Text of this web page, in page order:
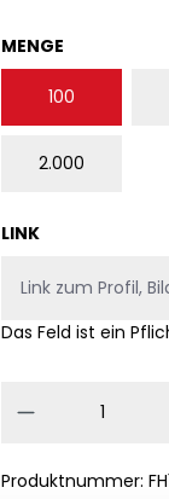
MENGE
100
2.000
LINK
Das Feld ist ein
Produkt
Produktnummer: